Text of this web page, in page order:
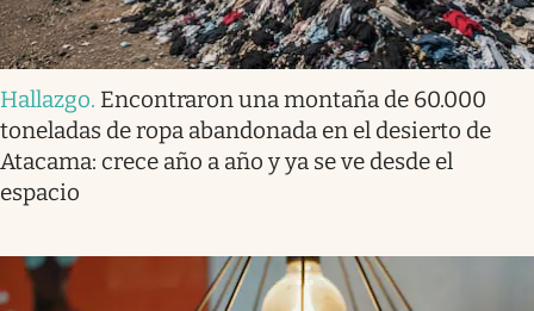
Hallazgo. Encontraron una montaña de 60.000
toneladas de ropa abandonada en el desierto de
Atacama: crece año a año y ya se ve desde el
espacio